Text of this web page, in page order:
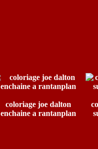
coloriage joe dalton
enchaine a rantanplan